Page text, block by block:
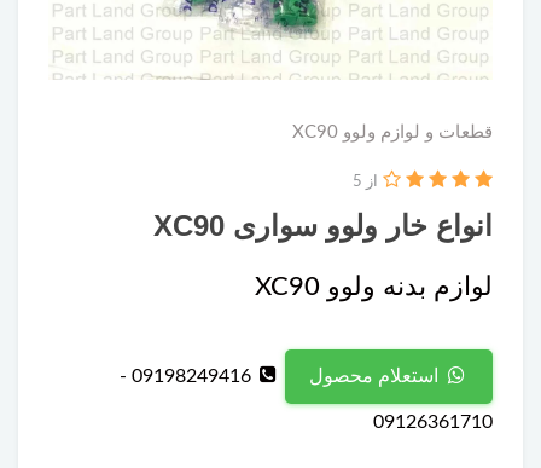
قطعات و لوازم ولوو XC90
انواع خار ولوو سواری XC90
از 5
لوازم بدنه ولوو XC90
استعلام محصول 09198249416 -
09126361710